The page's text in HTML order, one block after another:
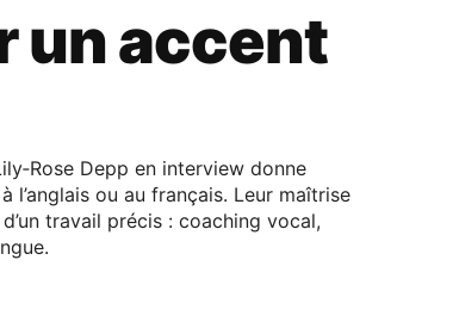
un accent
Depp en interview donne
l’anglais ou au français. Leur maîtrise
travail précis : coaching vocal,